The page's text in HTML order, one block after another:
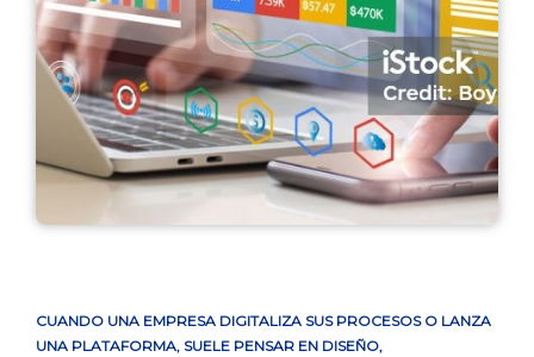
CUANDO UNA EMPRESA DIGITALIZA SUS PROCESOS O LANZA
UNA PLATAFORMA, SUELE PENSAR EN DISEÑO,